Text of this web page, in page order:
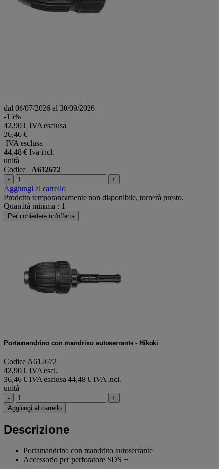
dal 06/07/2026 al 30/09/2026
-15%
42,90 € IVA esclusa
36,46 €
IVA esclusa
44,48 € Iva incl.
unità
Codice A612672
- +
Aggiungi al carrello
Prodotto temporaneamente non disponibile, tornerà presto.
Quantità minima : 1
Per richiedere un'offerta
Portamandrino con mandrino autoserrante - Hikoki
Codice A612672
42,90 € IVA escl.
36,46 € IVA esclusa 44,48 € IVA incl.
unità
-
+
Aggiungi al carrello
Descrizione
Portamandrino con mandrino autoserrante
Accessorio per perforatore SDS +